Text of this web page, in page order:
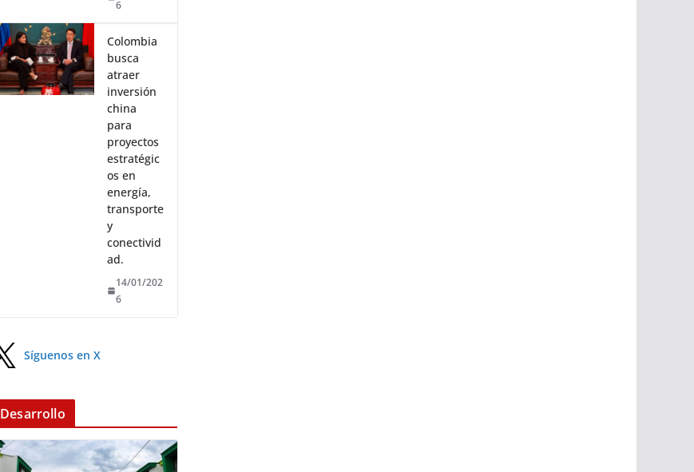
6
Colombia
busca
atraer
inversión
china
para
proyectos
estratégic
os en
energía,
transporte
y
conectivid
ad.
14/01/202
6
Síguenos en X
Desarrollo